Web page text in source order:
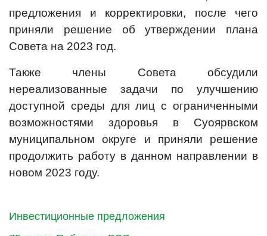
Инвестиционные предложения
предложения и корректировки, после чего
приняли решение об утверждении плана
Совета на 2023 год.
Также члены Совета обсудили
нереализованные задачи по улучшению
доступной среды для лиц с ограниченными
возможностями здоровья в Суоярвском
муниципальном округе и приняли решение
продолжить работу в данном направлении в
новом 2023 году.